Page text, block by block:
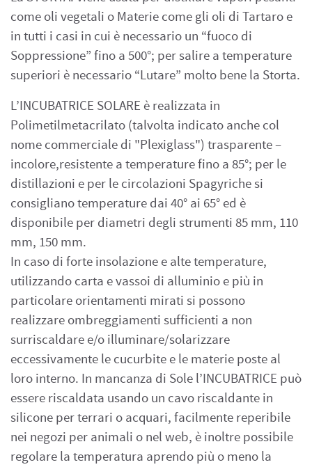
come oli vegetali o Materie come gli oli di Tartaro e
in tutti i casi in cui è necessario un “fuoco di
Soppressione” fino a 500°; per salire a temperature
superiori è necessario “Lutare” molto bene la Storta.
L’INCUBATRICE SOLARE è realizzata in
Polimetilmetacrilato (talvolta indicato anche col
nome commerciale di "Plexiglass") trasparente –
incolore,resistente a temperature fino a 85°; per le
distillazioni e per le circolazioni Spagyriche si
consigliano temperature dai 40° ai 65° ed è
disponibile per diametri degli strumenti 85 mm, 110
mm, 150 mm.
In caso di forte insolazione e alte temperature,
utilizzando carta e vassoi di alluminio e più in
particolare orientamenti mirati si possono
realizzare ombreggiamenti sufficienti a non
surriscaldare e/o illuminare/solarizzare
eccessivamente le cucurbite e le materie poste al
loro interno. In mancanza di Sole l’INCUBATRICE può
essere riscaldata usando un cavo riscaldante in
silicone per terrari o acquari, facilmente reperibile
nei negozi per animali o nel web, è inoltre possibile
regolare la temperatura aprendo più o meno la